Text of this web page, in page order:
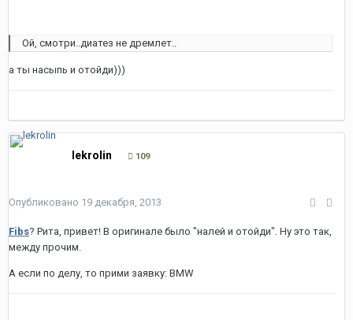
Ой, смотри..диатез не дремлет..
а ты насыпь и отойди)))
lekrolin 109
Опубликовано 19 декабря, 2013
Fibs? Рита, привет! В оригинале было "налей и отойди". Ну это так,
между прочим.
А если по делу, то прими заявку: BMW